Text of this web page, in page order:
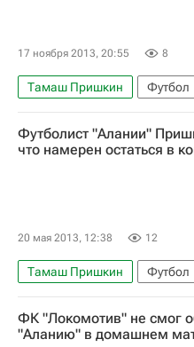
17 ноября 2013, 20:55 8
Тамаш Пришкин Футбол
Мультимедийный
Первая лига
Алания
Футболист "Алании"
что намерен остаться в
20 мая 2013, 12:38 12
Тамаш Пришкин Футбол
Мультимедийный
РПЛ 2026-2027 (Чемпионат
ФК "Локомотив" не смог
"Аланию" в домашнем